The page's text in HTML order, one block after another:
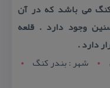
كنگ می باشد كه در آن
وجود دارد . قلعه
دارد .
شهر : بندر كنگ